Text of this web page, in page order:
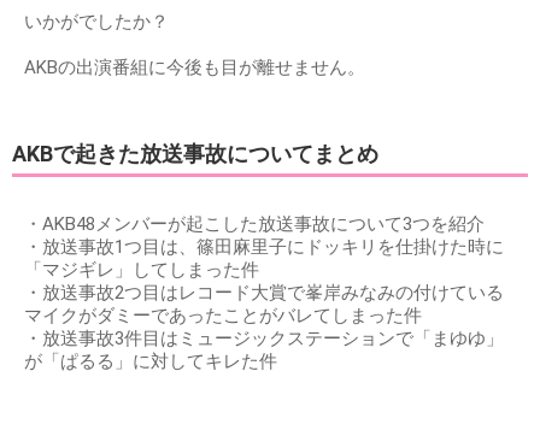
いかがでしたか？
AKBの出演番組に今後も目が離せません。
AKBで起きた放送事故についてまとめ
・AKB48メンバーが起こした放送事故について3つを紹介
・放送事故1つ目は、篠田麻里子にドッキリを仕掛けた時に
「マジギレ」してしまった件
・放送事故2つ目はレコード大賞で峯岸みなみの付けている
マイクがダミーであったことがバレてしまった件
・放送事故3件目はミュージックステーションで「まゆゆ」
が「ぱるる」に対してキレた件